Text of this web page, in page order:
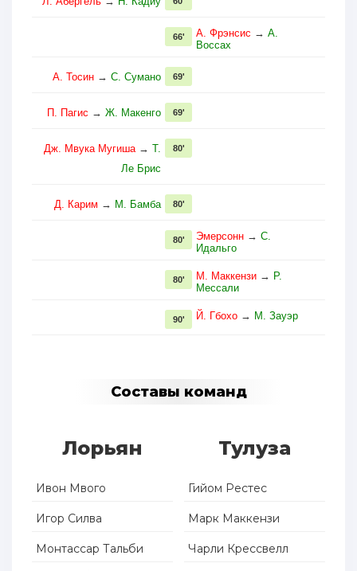
А. Фрэнсис → А.
Воссах
66'
А. Тосин → С. Сумано 69'
П. Пагис → Ж. Макенго 69'
Дж. Мвука Мугиша→ Т.
Ле Брис
80'
Д. Карим → М. Бамба 80'
Эмерсонн → С.
Идальго
80'
М. Маккензи → Р.
Мессали
80'
Й. Гбохо → М. Зауэр
90'
Составы команд
Лорьян
Ивон Мвого
Игор Силва
Монтассар Тальби
Тулуза
Гийом Рестес
Марк Маккензи
Чарли Крессвелл